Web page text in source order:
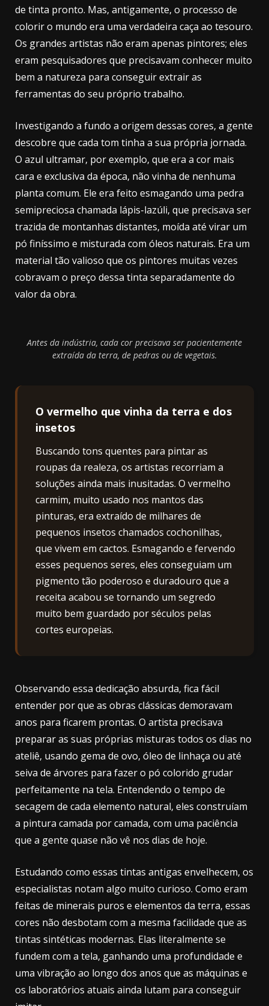
de tinta pronto. Mas, antigamente, o processo de
colorir o mundo era uma verdadeira caça ao tesouro.
Os grandes artistas não eram apenas pintores; eles
eram pesquisadores que precisavam conhecer muito
bem a natureza para conseguir extrair as
ferramentas do seu próprio trabalho.
Investigando a fundo a origem dessas cores, a gente
descobre que cada tom tinha a sua própria jornada.
O azul ultramar, por exemplo, que era a cor mais
cara e exclusiva da época, não vinha de nenhuma
planta comum. Ele era feito esmagando uma pedra
semipreciosa chamada lápis-lazúli, que precisava ser
trazida de montanhas distantes, moída até virar um
pó finíssimo e misturada com óleos naturais. Era um
material tão valioso que os pintores muitas vezes
cobravam o preço dessa tinta separadamente do
valor da obra.
Antes da indústria, cada cor precisava ser pacientemente
extraída da terra, de pedras ou de vegetais.
O vermelho que vinha da terra e dos
insetos
Buscando tons quentes para pintar as
roupas da realeza, os artistas recorriam a
soluções ainda mais inusitadas. O vermelho
carmim, muito usado nos mantos das
pinturas, era extraído de milhares de
pequenos insetos chamados cochonilhas,
que vivem em cactos. Esmagando e fervendo
esses pequenos seres, eles conseguiam um
pigmento tão poderoso e duradouro que a
receita acabou se tornando um segredo
muito bem guardado por séculos pelas
cortes europeias.
Observando essa dedicação absurda, fica fácil
entender por que as obras clássicas demoravam
anos para ficarem prontas. O artista precisava
preparar as suas próprias misturas todos os dias no
ateliê, usando gema de ovo, óleo de linhaça ou até
seiva de árvores para fazer o pó colorido grudar
perfeitamente na tela. Entendendo o tempo de
secagem de cada elemento natural, eles construíam
a pintura camada por camada, com uma paciência
que a gente quase não vê nos dias de hoje.
Estudando como essas tintas antigas envelhecem, os
especialistas notam algo muito curioso. Como eram
feitas de minerais puros e elementos da terra, essas
cores não desbotam com a mesma facilidade que as
tintas sintéticas modernas. Elas literalmente se
fundem com a tela, ganhando uma profundidade e
uma vibração ao longo dos anos que as máquinas e
os laboratórios atuais ainda lutam para conseguir